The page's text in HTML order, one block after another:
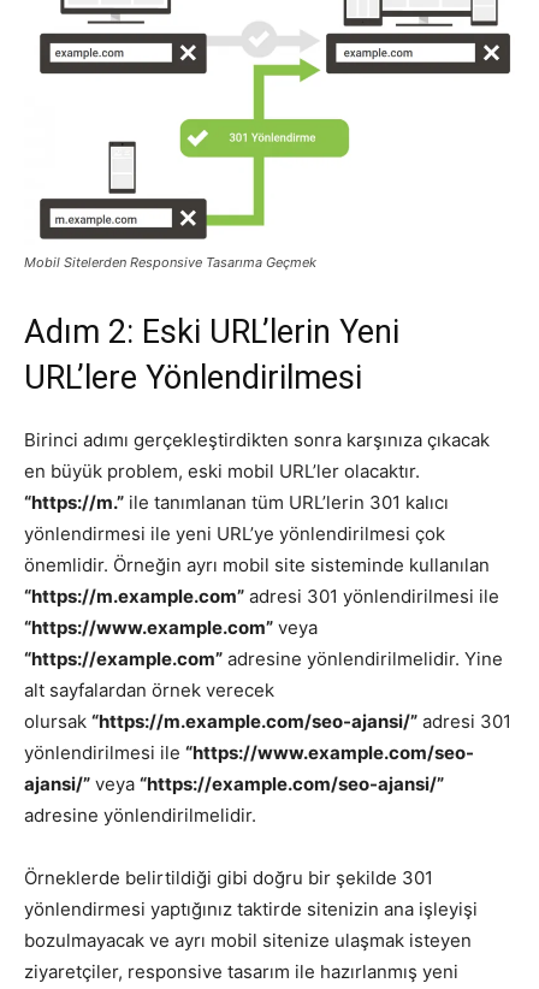
Mobil Sitelerden Responsive Tasarıma Geçmek
Adım 2: Eski URL’lerin Yeni
URL’lere Yönlendirilmesi
Birinci adımı gerçekleştirdikten sonra karşınıza çıkacak
en büyük problem, eski mobil URL’ler olacaktır.
“https://m.” ile tanımlanan tüm URL’lerin 301 kalıcı
yönlendirmesi ile yeni URL’ye yönlendirilmesi çok
önemlidir. Örneğin ayrı mobil site sisteminde kullanılan
“https://m.example.com” adresi 301 yönlendirilmesi ile
“https://www.example.com” veya
“https://example.com” adresine yönlendirilmelidir. Yine
alt sayfalardan örnek verecek
olursak “https://m.example.com/seo-ajansi/” adresi 301
yönlendirilmesi ile “https://www.example.com/seo-
ajansi/” veya “https://example.com/seo-ajansi/”
adresine yönlendirilmelidir.
Örneklerde belirtildiği gibi doğru bir şekilde 301
yönlendirmesi yaptığınız taktirde sitenizin ana işleyişi
bozulmayacak ve ayrı mobil sitenize ulaşmak isteyen
ziyaretçiler, responsive tasarım ile hazırlanmış yeni